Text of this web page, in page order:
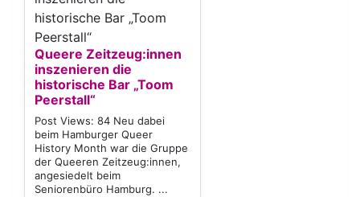
Queere Zeitzeug:innen
inszenieren die
historische Bar „Toom
Peerstall“
Post Views: 84 Neu dabei
beim Hamburger Queer
History Month war die Gruppe
der Queeren Zeitzeug:innen,
angesiedelt beim
Seniorenbüro Hamburg. ...